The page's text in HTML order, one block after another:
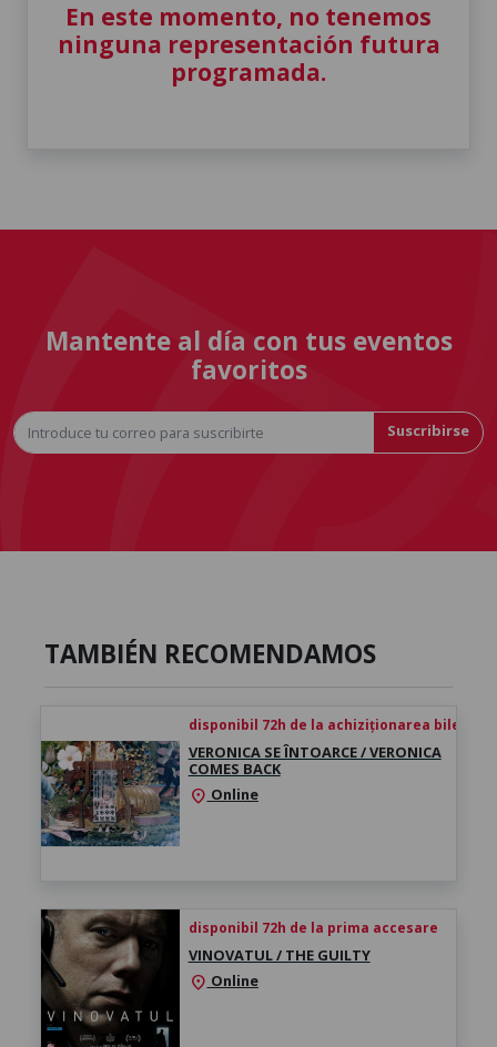
En este momento, no tenemos
ninguna representación futura
programada.
Mantente al día con tus eventos
favoritos
Suscribirse
TAMBIÉN RECOMENDAMOS
disponibil 72h de la achiziționarea biletului
VERONICA SE ÎNTOARCE / VERONICA
COMES BACK
location_on Online
disponibil 72h de la prima accesare
VINOVATUL / THE GUILTY
location_on Online